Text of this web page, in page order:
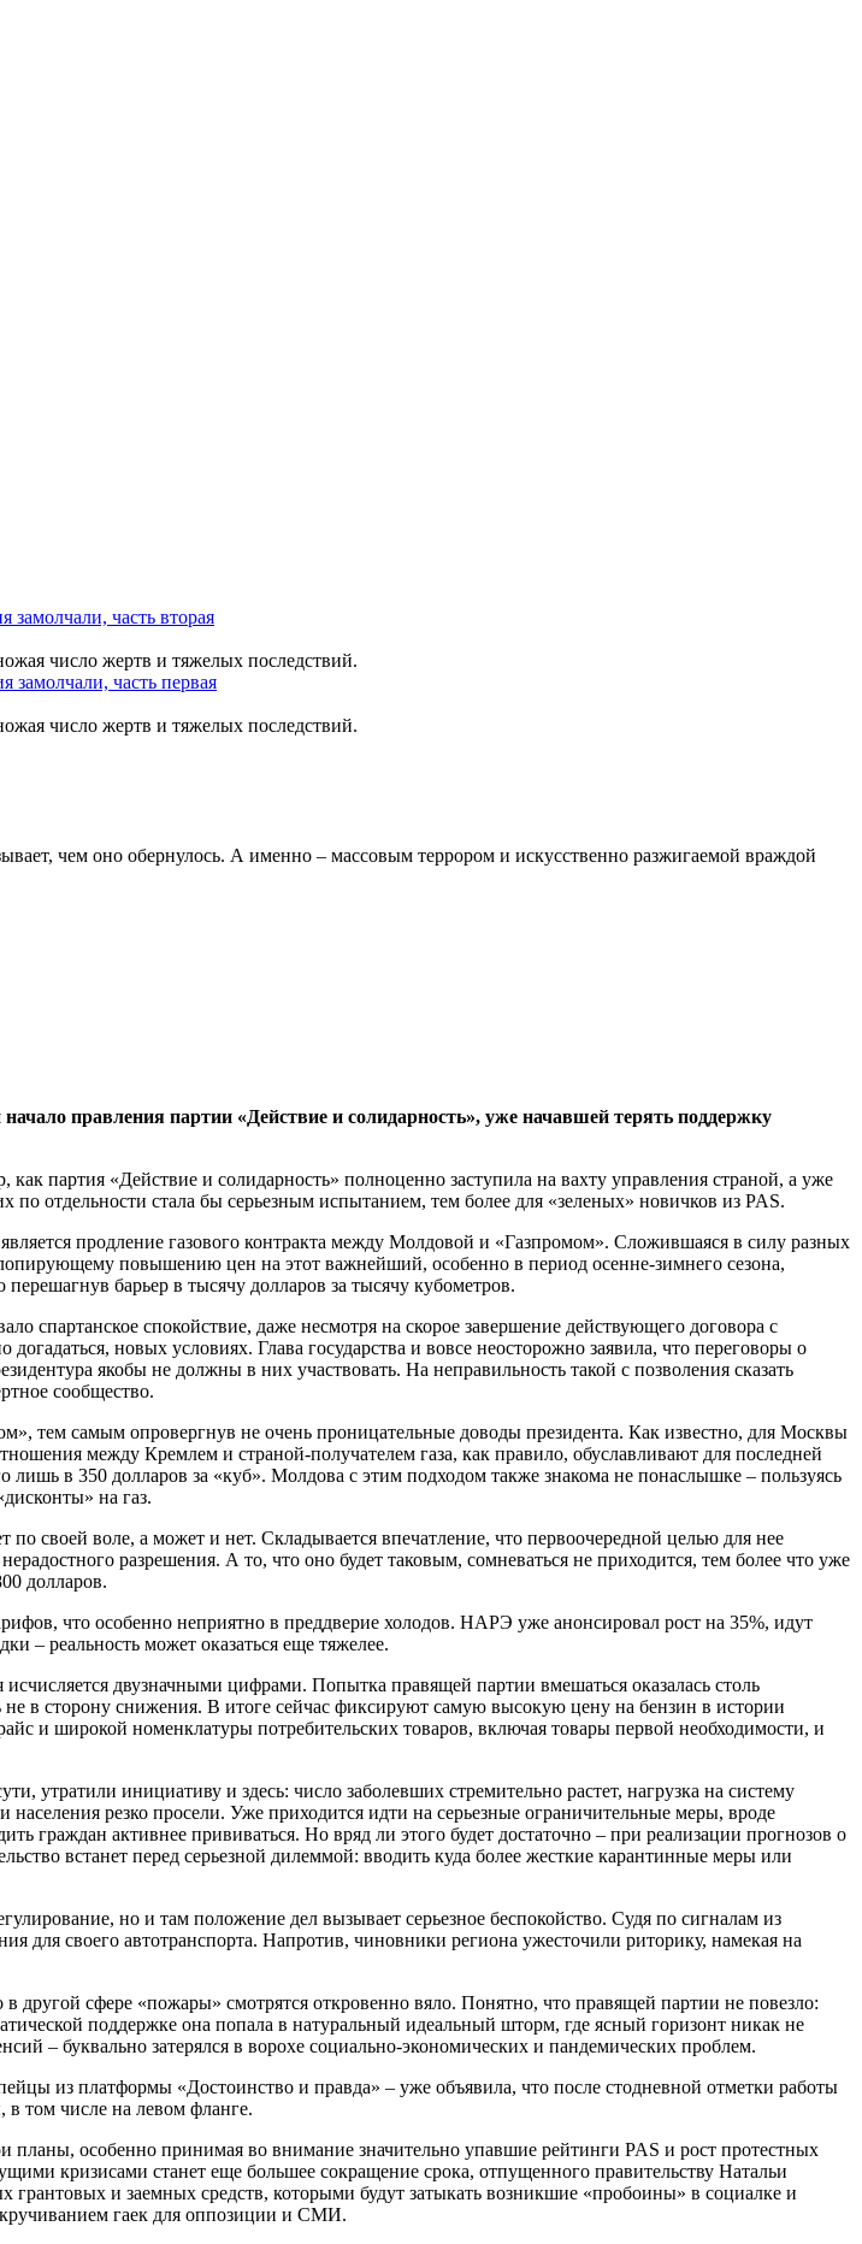
число жертв и тяжелых последствий.
число жертв и тяжелых последствий.
чем оно обернулось. А именно – массовым террором и искусственно разжигаемой враждой
правления партии «Действие и солидарность», уже начавшей терять поддержку
партия «Действие и солидарность» полноценно заступила на вахту управления страной, а уже
отдельности стала бы серьезным испытанием, тем более для «зеленых» новичков из PAS.
продление газового контракта между Молдовой и «Газпромом». Сложившаяся в силу разных
повышению цен на этот важнейший, особенно в период осенне-зимнего сезона,
барьер в тысячу долларов за тысячу кубометров.
спартанское спокойствие, даже несмотря на скорое завершение действующего договора с
новых условиях. Глава государства и вовсе неосторожно заявила, что переговоры о
якобы не должны в них участвовать. На неправильность такой с позволения сказать
сообщество.
тем самым опровергнув не очень проницательные доводы президента. Как известно, для Москвы
между Кремлем и страной-получателем газа, как правило, обуславливают для последней
в 350 долларов за «куб». Молдова с этим подходом также знакома не понаслышке – пользуясь
на газ.
своей воле, а может и нет. Складывается впечатление, что первоочередной целью для нее
разрешения. А то, что оно будет таковым, сомневаться не приходится, тем более что уже
долларов.
что особенно неприятно в преддверие холодов. НАРЭ уже анонсировал рост на 35%, идут
– реальность может оказаться еще тяжелее.
двузначными цифрами. Попытка правящей партии вмешаться оказалась столь
в сторону снижения. В итоге сейчас фиксируют самую высокую цену на бензин в истории
и широкой номенклатуры потребительских товаров, включая товары первой необходимости, и
утратили инициативу и здесь: число заболевших стремительно растет, нагрузка на систему
резко просели. Уже приходится идти на серьезные ограничительные меры, вроде
граждан активнее прививаться. Но вряд ли этого будет достаточно – при реализации прогнозов о
встанет перед серьезной дилеммой: вводить куда более жесткие карантинные меры или
но и там положение дел вызывает серьезное беспокойство. Судя по сигналам из
для своего автотранспорта. Напротив, чиновники региона ужесточили риторику, намекая на
сфере «пожары» смотрятся откровенно вяло. Понятно, что правящей партии не повезло:
поддержке она попала в натуральный идеальный шторм, где ясный горизонт никак не
– буквально затерялся в ворохе социально-экономических и пандемических проблем.
из платформы «Достоинство и правда» – уже объявила, что после стодневной отметки работы
в том числе на левом фланге.
планы, особенно принимая во внимание значительно упавшие рейтинги PAS и рост протестных
кризисами станет еще большее сокращение срока, отпущенного правительству Натальи
и заемных средств, которыми будут затыкать возникшие «пробоины» в социалке и
гаек для оппозиции и СМИ.